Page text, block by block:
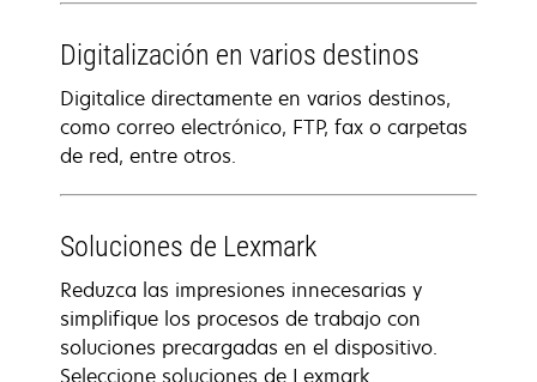
Digitalización en varios destinos
Digitalice directamente en varios destinos,
como correo electrónico, FTP, fax o carpetas
de red, entre otros.
Soluciones de Lexmark
Reduzca las impresiones innecesarias y
simplifique los procesos de trabajo con
soluciones precargadas en el dispositivo.
Seleccione soluciones de Lexmark